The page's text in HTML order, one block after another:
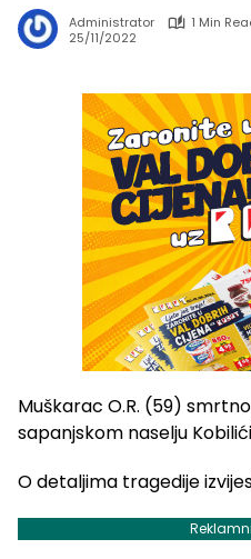
Administrator
1 Min
25/11/2022
Muškarac O.R. (59)
sapanjskom naselju
O detaljima tragedije